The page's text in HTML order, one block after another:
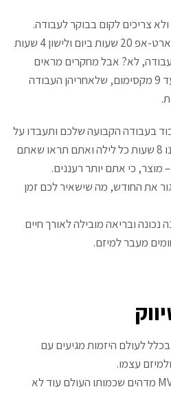
צריכים לקום בבוקר לעבודה.
אנחנו מסוגלים לעבוד על הסטארט-אפ 20 שעות ביום ולישון 4 שעות
לא? אבל מחקרים מראים
שרוב היזמים יישארו מרוכזים עד 9 מקסימום, שלאחריהן העבודה
בעבודה הקבועה שלכם ותעבדו על
המיזם מתי שיש לכם פנאי. תשנו 8 שעות כל לילה ואתם תראו שאתם
מוצר, כי אתם יותר רעננים.
את החודש, מה שישאיר לכם זמן
נכונה ובריאה מובילה לאורך חיים
מעבר למיזם.
לעולם היזמות מגיעים עם
עצמו.
מדהים שכמותו העולם עוד לא